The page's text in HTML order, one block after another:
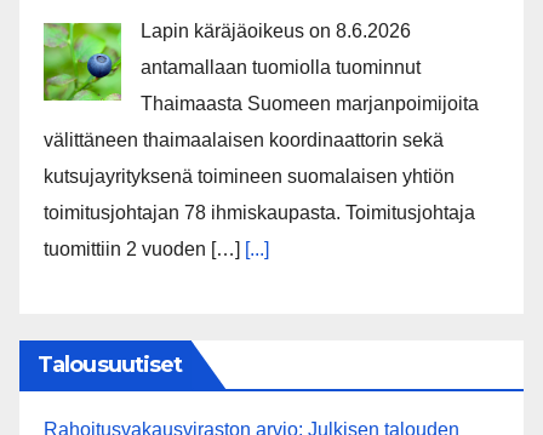
Lapin käräjäoikeus on 8.6.2026
antamallaan tuomiolla tuominnut
Thaimaasta Suomeen marjanpoimijoita
välittäneen thaimaalaisen koordinaattorin sekä
kutsujayrityksenä toimineen suomalaisen yhtiön
toimitusjohtajan 78 ihmiskaupasta. Toimitusjohtaja
tuomittiin 2 vuoden […] [...]
Talousuutiset
Rahoitusvakausviraston arvio: Julkisen talouden